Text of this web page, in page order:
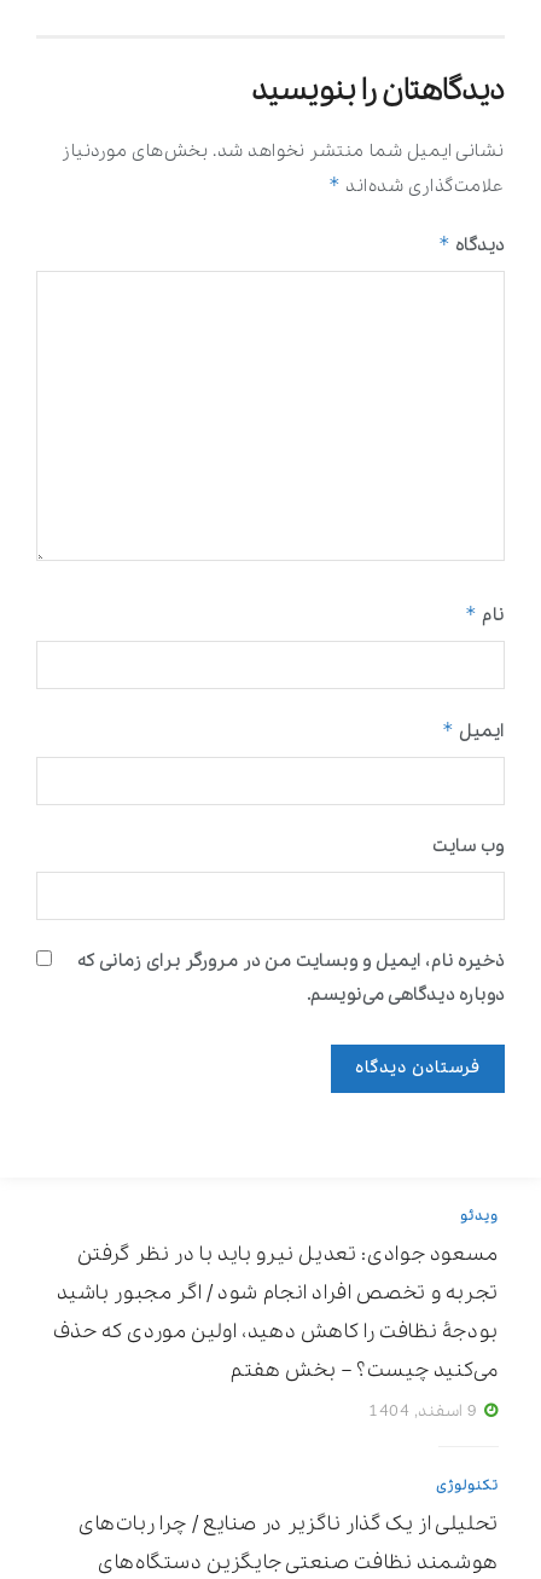
دیدگاهتان را بنویسید
نشانی ایمیل شما منتشر نخواهد شد. بخش‌های موردنیاز
علامت‌گذاری شده‌اند *
دیدگاه *
نام *
ایمیل *
وب‌ سایت
ذخیره نام، ایمیل و وبسایت من در مرورگر برای زمانی که
دوباره دیدگاهی می‌نویسم.
ویدئو
مسعود جوادی: تعدیل نیرو باید با در نظر گرفتن
تجربه و تخصص افراد انجام شود / اگر مجبور باشید
بودجۀ نظافت را کاهش دهید، اولین موردی که حذف
می‌کنید چیست؟ – بخش هفتم
تکنولوژی
تحلیلی از یک گذار ناگزیر در صنایع / چرا ربات‌های
هوشمند نظافت صنعتی جایگزین دستگاه‌های